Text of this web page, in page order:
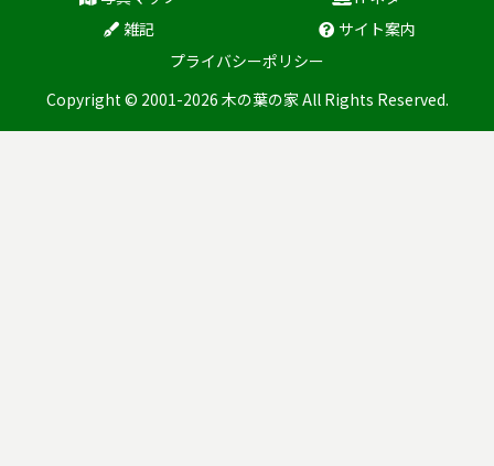
雑記
サイト案内
プライバシーポリシー
Copyright © 2001-2026 木の葉の家 All Rights Reserved.